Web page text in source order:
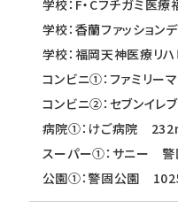
学校：F・Cフチガミ
学校：香蘭ファッショ
学校：福岡天神医療
コンビニ①：ファミリ
コンビニ②：セブンイ
病院①：けご病院
スーパー①：サニー
公園①：警固公園